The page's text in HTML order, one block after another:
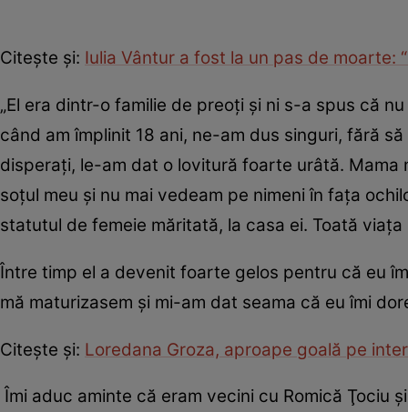
Citeşte şi: Iulia Vântur a fost la un pas de moarte:
„El era dintr-o familie de preoţi şi ni s-a spus că
când am împlinit 18 ani, ne-am dus singuri, fără
disperaţi, le-am dat o lovitură foarte urâtă.
soţul meu şi nu mai vedeam pe nimeni în faţa
statutul de femeie măritată, la casa ei. Toată
Între timp el a devenit foarte gelos pentru că eu
mă maturizasem şi mi-am dat seama că eu îmi
Citeşte şi: Loredana Groza, aproape goală pe
Îmi aduc aminte că eram vecini cu Romică Ţociu